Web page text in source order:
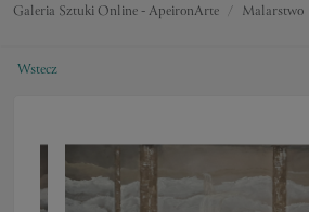
Galeria Sztuki Online - ApeironArte Malarstwo
Wstecz